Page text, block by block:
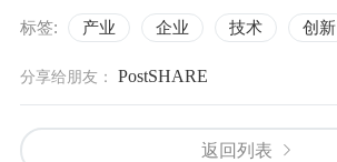
标签: 产业 企业 技术 创新
分享给朋友： PostSHARE
返回列表